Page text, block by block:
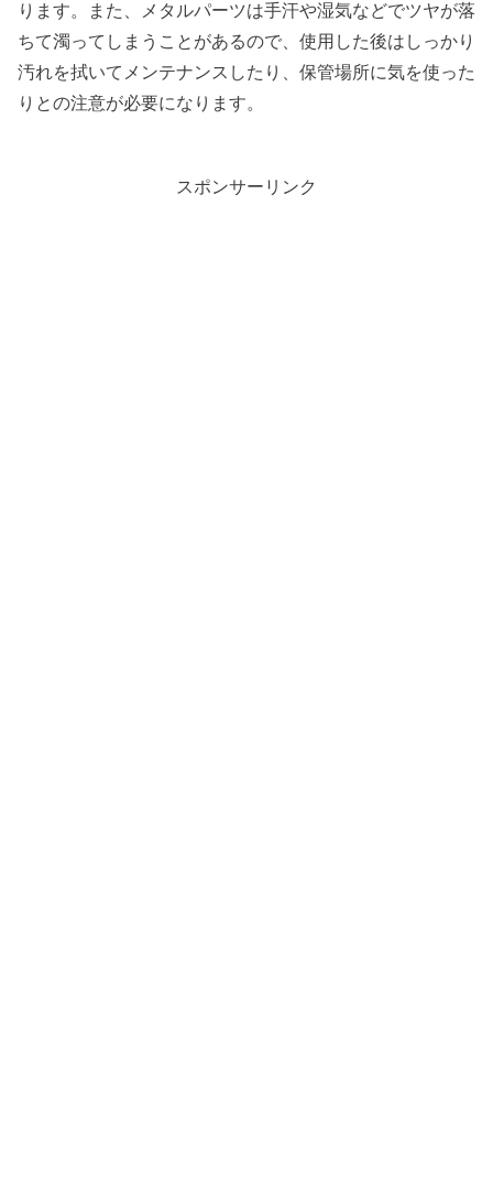
ります。また、メタルパーツは手汗や湿気などでツヤが落
ちて濁ってしまうことがあるので、使用した後はしっかり
汚れを拭いてメンテナンスしたり、保管場所に気を使った
りとの注意が必要になります。
スポンサーリンク